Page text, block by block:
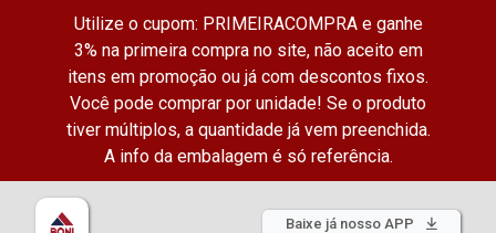
Utilize o cupom: PRIMEIRACOMPRA e ganhe
3% na primeira compra no site, não aceito em
itens em promoção ou já com descontos fixos.
Você pode comprar por unidade! Se o produto
tiver múltiplos, a quantidade já vem preenchida.
A info da embalagem é só referência.
Baixe já nosso APP